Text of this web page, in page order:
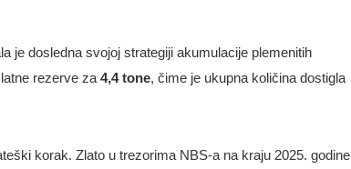
je dosledna svojoj strategiji akumulacije plemenitih
rezerve za 4,4 tone, čime je ukupna količina dostigla
korak. Zlato u trezorima NBS-a na kraju 2025. godine